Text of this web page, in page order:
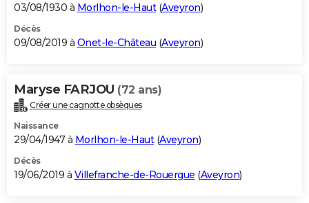
03/08/1930 à Morlhon-le-Haut(Aveyron)
Décès
09/08/2019 à Onet-le-Château (Aveyron)
Maryse FARJOU (72 ans)
Créer une cagnotte obsèques
Naissance
29/04/1947 à Morlhon-le-Haut(Aveyron)
Décès
19/06/2019 à Villefranche-de-Rouergue (Aveyron)